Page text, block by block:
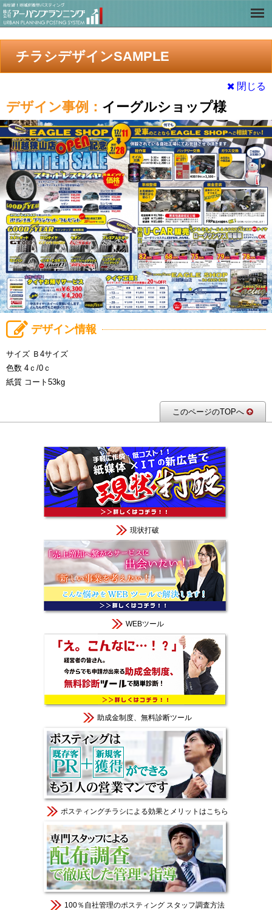
チラシデザインSAMPLE
閉じる
デザイン事例： イーグルショップ様
デザイン情報
サイズ Ｂ4サイズ
色数 4ｃ/0ｃ
紙質 コート53kg
このページのTOPへ
現状打破
WEBツール
助成金制度、無料診断ツール
ポスティングチラシによる効果とメリットはこちら
100％自社管理のポスティング スタッフ調査方法